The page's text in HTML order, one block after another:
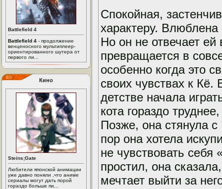
Battlefield 4
Battlefield 4 - продолжение
венценосного мультиплеер-
ориентированного шутера от
первого ли...
Кино
Steins;Gate
Любители японской анимации
уже давно поняли ,что аниме
сериалы могут дать порой
гораздо больше пи...
Спокойная,
характеру. Влюблена
Но он не отвечает
превращается в
особенно когда это
своих чувствах к Кё.
детстве начала
кота гораздо
Позже, она стянула
пор она хотела
не чувствовать себя
простил, она
мечтает выйти за